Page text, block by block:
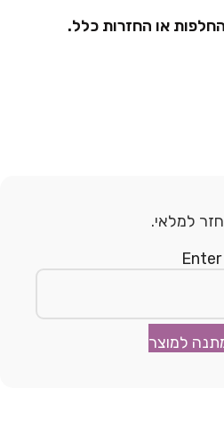
או החזרות כלל.
למלאי.
למוצר